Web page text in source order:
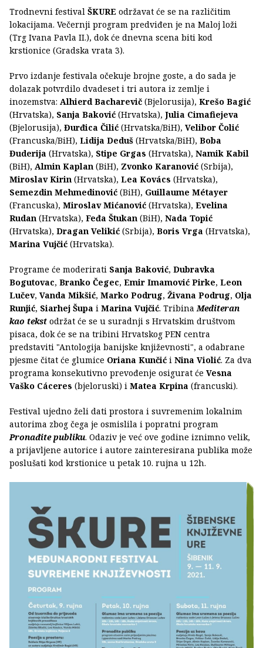
Trodnevni festival ŠKURE održavat će se na različitim
lokacijama. Večernji program predviđen je na Maloj loži
(Trg Ivana Pavla II.), dok će dnevna scena biti kod
krstionice (Gradska vrata 3).
Prvo izdanje festivala očekuje brojne goste, a do sada je
dolazak potvrdilo dvadeset i tri autora iz zemlje i
inozemstva: Alhierd Bacharevič (Bjelorusija), Krešo Bagić
(Hrvatska), Sanja Baković (Hrvatska), Julia Cimafiejeva
(Bjelorusija), Đurđica Čilić (Hrvatska/BiH), Velibor Čolić
(Francuska/BiH), Lidija Deduš (Hrvatska/BiH), Boba
Đuderija (Hrvatska), Stipe Grgas (Hrvatska), Namik Kabil
(BiH), Almin Kaplan (BiH), Zvonko Karanović (Srbija),
Miroslav Kirin (Hrvatska), Lea Kovács (Hrvatska),
Semezdin Mehmedinović (BiH), Guillaume Métayer
(Francuska), Miroslav Mićanović (Hrvatska), Evelina
Rudan (Hrvatska), Feđa Štukan (BiH), Nada Topić
(Hrvatska), Dragan Velikić (Srbija), Boris Vrga (Hrvatska),
Marina Vujčić (Hrvatska).
Programe će moderirati Sanja Baković, Dubravka
Bogutovac, Branko Čegec, Emir Imamović Pirke, Leon
Lučev, Vanda Mikšić, Marko Podrug, Živana Podrug, Olja
Runjić, Siarhej Šupa i Marina Vujčić. Tribina Mediteran
kao tekst održat će se u suradnji s Hrvatskim društvom
pisaca, dok će se na tribini Hrvatskog PEN centra
predstaviti "Antologija banijske književnosti", a odabrane
pjesme čitat će glumice Oriana Kunčić i Nina Violić. Za dva
programa konsekutivno prevođenje osigurat će Vesna
Vaško Cáceres (bjeloruski) i Matea Krpina (francuski).
Festival ujedno želi dati prostora i suvremenim lokalnim
autorima zbog čega je osmislila i popratni program
Pronađite publiku. Odaziv je već ove godine iznimno velik,
a prijavljene autorice i autore zainteresirana publika može
poslušati kod krstionice u petak 10. rujna u 12h.